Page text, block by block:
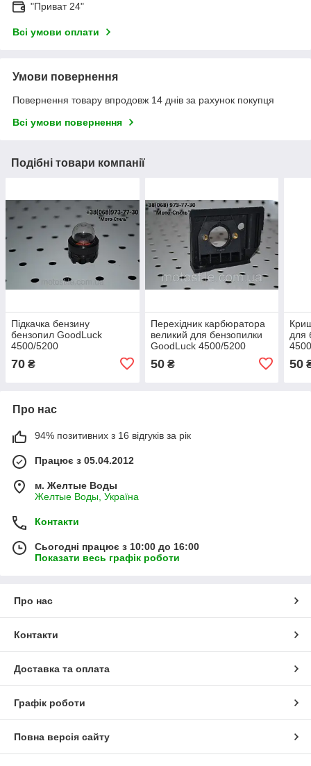
"Приват 24"
Всі умови оплати
Умови повернення
Повернення товару впродовж 14 днів за рахунок покупця
Всі умови повернення
Подібні товари компанії
Підкачка бензину
бензопил GoodLuck
4500/5200
70 ₴
Перехідник карбюратора
великий для бензопилки
GoodLuck 4500/5200
50₴
для
50
Про нас
94% позитивних з 16 відгуків за рік
Працює з 05.04.2012
м. Желтые Воды
Желтые Воды, Україна
Контакти
Сьогодні працює з 10:00 до 16:00
Показати весь графік роботи
Про нас
Контакти
Доставка та оплата
Графік роботи
Повна версія сайту